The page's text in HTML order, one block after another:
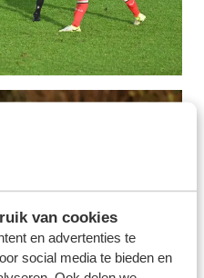
van cookies
en advertenties te
social media te bieden en